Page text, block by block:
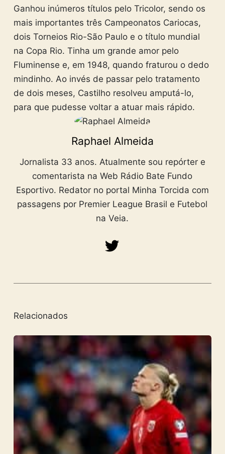
Ganhou inúmeros títulos pelo Tricolor, sendo os
mais importantes três Campeonatos Cariocas,
dois Torneios Rio-São Paulo e o título mundial
na Copa Rio. Tinha um grande amor pelo
Fluminense e, em 1948, quando fraturou o dedo
mindinho. Ao invés de passar pelo tratamento
de dois meses, Castilho resolveu amputá-lo,
para que pudesse voltar a atuar mais rápido.
Raphael Almeida
Jornalista 33 anos. Atualmente sou repórter e
comentarista na Web Rádio Bate Fundo
Esportivo. Redator no portal Minha Torcida com
passagens por Premier League Brasil e Futebol
na Veia.
Relacionados